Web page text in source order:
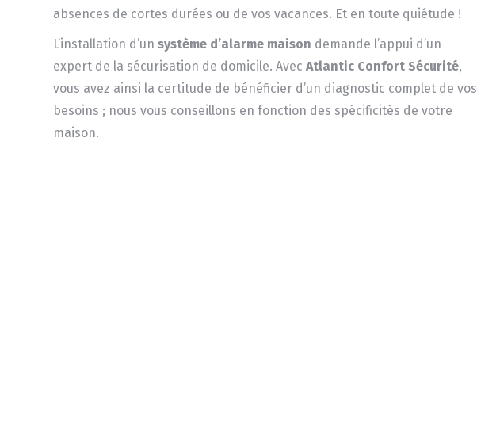
absences de cortes durées ou de vos vacances. Et en toute quiétude !
L’installation d’unsystème d’alarme maison demande l’appui d’un
expert de la sécurisation de domicile. AvecAtlantic Confort Sécurité,
vous avez ainsi la certitude de bénéficier d’un diagnostic complet de vos
besoins ; nous vous conseillons en fonction des spécificités de votre
maison.